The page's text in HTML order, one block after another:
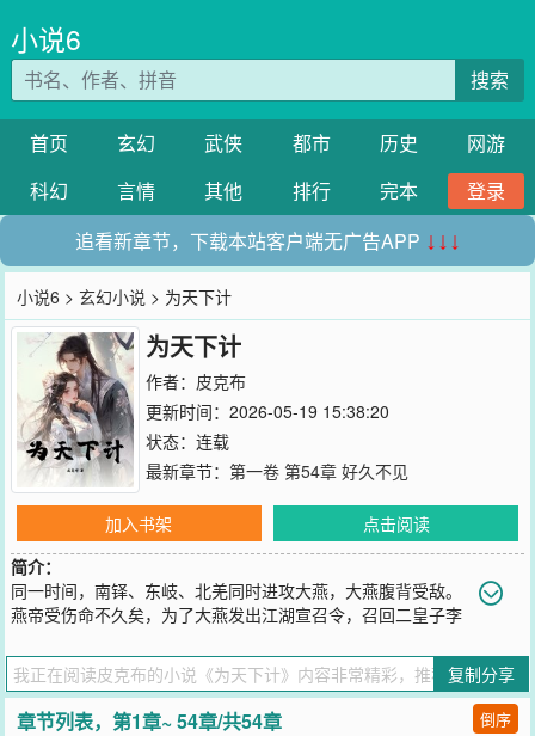
小说6
搜索
首页 玄幻 武侠 都市 历史
网游
科幻
言情 其他 排行 完本
登录
追看新章节，下载本站客户端无广告APP ↓↓↓
小说6 >玄幻小说 > 为天下计
为天下计
作者： 皮克布
更新时间：2026-05-19 15:38:20
状态：连载
最新章节： 第一卷 第54章 好久不见
加入书架
点击阅读
简介：
同一时间，南铎、东岐、北羌同时进攻大燕，大燕腹背受敌。
燕帝受伤命不久矣，为了大燕发出江湖宣召令，召回二皇子李
的
您要是觉得《为天下计》还不错的话请不要忘记向您QQ群和微博微信
里的朋友推荐哦！
复制分享
章节列表，第1章~ 54章/共54章 倒序